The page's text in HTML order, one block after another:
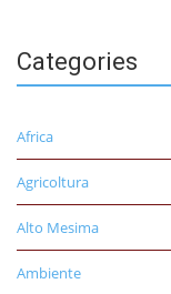
Categories
Africa
Agricoltura
Alto Mesima
Ambiente